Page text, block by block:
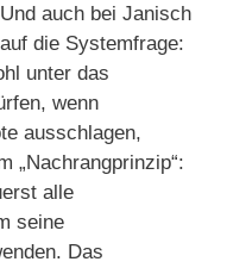
auch bei Janisch
die Systemfrage:
unter das
wenn
ausschlagen,
„Nachrangprinzip“:
alle
seine
Das